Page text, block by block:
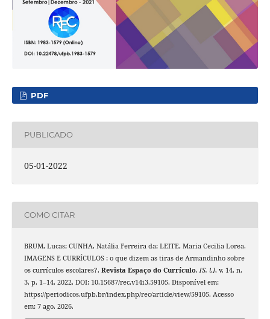
PDF
PUBLICADO
05-01-2022
COMO CITAR
BRUM, Lucas; CUNHA, Natália Ferreira da; LEITE, Maria Cecilia Lorea.
IMAGENS E CURRÍCULOS : o que dizem as tiras de Armandinho sobre
os currículos escolares?. Revista Espaço do Currículo, [S. l.], v. 14, n.
3, p. 1–14, 2022. DOI: 10.15687/rec.v14i3.59105. Disponível em:
https://periodicos.ufpb.br/index.php/rec/article/view/59105. Acesso
em: 7 ago. 2026.